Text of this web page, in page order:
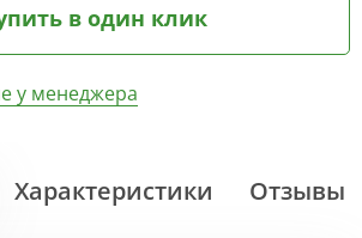
в один клик
у менеджера
Характеристики Отзывы